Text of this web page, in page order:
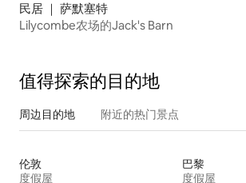
民居 ｜ 萨默塞特
Lilycombe农场的Jack's Barn
值得探索的目的地
周边目的地 附近的热门景点
伦敦
度假屋
巴黎
度假屋